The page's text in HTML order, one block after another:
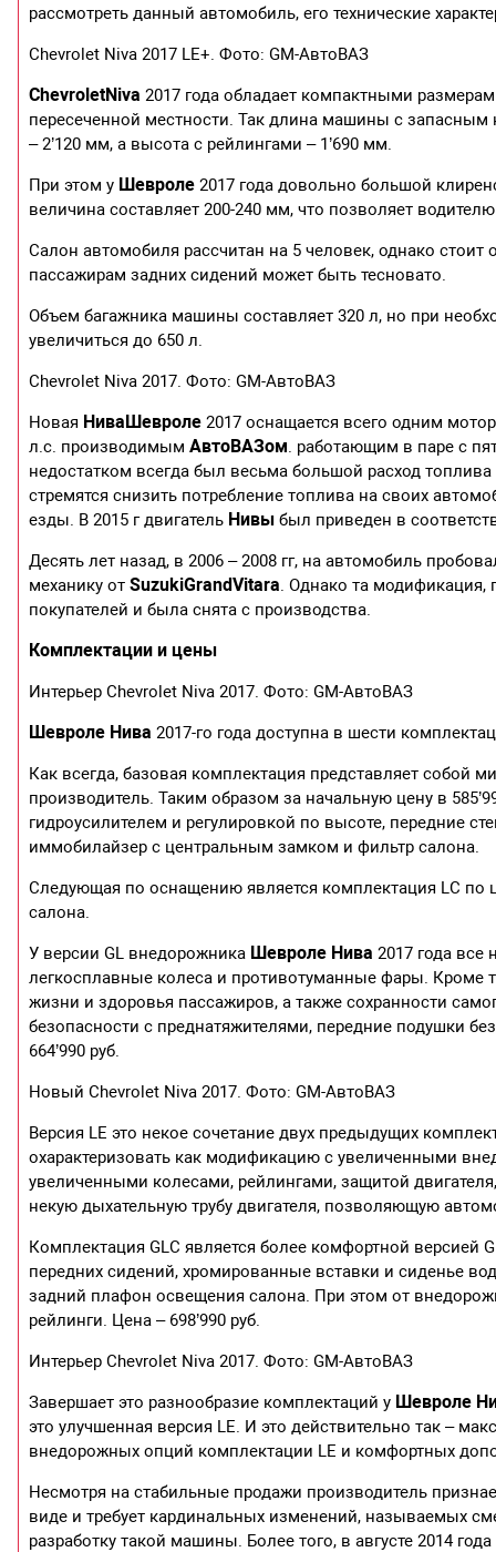
рассмотреть данный автомобиль, его технические
Chevrolet Niva 2017 LE+. Фото: GM-АвтоВАЗ
ChevroletNiva 2017 года обладает компактными
пересеченной местности. Так длина машины с запасным
– 2’120 мм, а высота с рейлингами – 1’690 мм.
При этом у Шевроле 2017 года довольно большой
величина составляет 200-240 мм, что позволяет
Салон автомобиля рассчитан на 5 человек, однако
пассажирам задних сидений может быть тесновато.
Объем багажника машины составляет 320 л, но при
увеличиться до 650 л.
Chevrolet Niva 2017. Фото: GM-АвтоВАЗ
Новая НиваШевроле 2017 оснащается всего одним
л.с. производимымАвтоВАЗом. работающим в паре с
недостатком всегда был весьма большой расход
стремятся снизить потребление топлива на своих
езды. В 2015 г двигатель Нивы был приведен в
Десять лет назад, в 2006 – 2008 гг, на автомобиль
механику отSuzukiGrandVitara. Однако та
покупателей и была снята с производства.
Комплектации и цены
Интерьер Chevrolet Niva 2017. Фото: GM-АвтоВАЗ
Шевроле Нива 2017-го года доступна в шести
Как всегда, базовая комплектация представляет
производитель. Таким образом за начальную цену в
гидроусилителем и регулировкой по высоте, передние
иммобилайзер с центральным замком и фильтр салона.
Следующая по оснащению является комплектация LC по
салона.
У версии GL внедорожника Шевроле Нива 2017 года
легкосплавные колеса и противотуманные фары.
жизни и здоровья пассажиров, а также сохранности
безопасности с преднатяжителями, передние подушки
664’990 руб.
Новый Chevrolet Niva 2017. Фото: GM-АвтоВАЗ
Версия LE это некое сочетание двух предыдущих
охарактеризовать как модификацию с увеличенными
увеличенными колесами, рейлингами, защитой
некую дыхательную трубу двигателя, позволяющую
Комплектация GLC является более комфортной версией
передних сидений, хромированные вставки и сиденье
задний плафон освещения салона. При этом от
рейлинги. Цена – 698’990 руб.
Интерьер Chevrolet Niva 2017. Фото: GM-АвтоВАЗ
Завершает это разнообразие комплектаций у Шевроле
это улучшенная версия LE. И это действительно так –
внедорожных опций комплектации LE и комфортных
Несмотря на стабильные продажи производитель
виде и требует кардинальных изменений, называемых
разработку такой машины. Более того, в августе 2014